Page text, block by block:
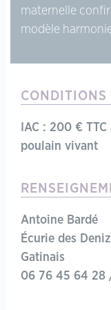
maternelle
modèle
CONDITIONS
IAC : 200 €
poulain vivant
Antoine Bardé
Écurie des
Gatinais
06 76 45 64 28